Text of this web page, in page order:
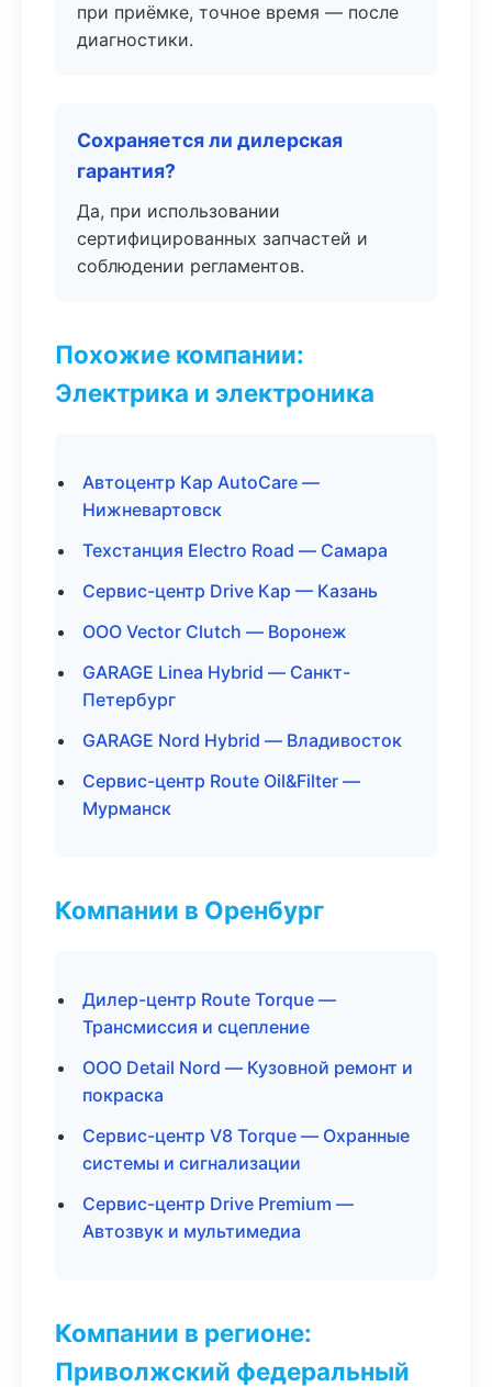
при приёмке, точное время — после
диагностики.
Сохраняется ли дилерская
гарантия?
Да, при использовании
сертифицированных запчастей и
соблюдении регламентов.
Похожие компании:
Электрика и электроника
Автоцентр Кар AutoCare —
Нижневартовск
Техстанция Electro Road — Самара
Сервис-центр Drive Кар — Казань
ООО Vector Clutch — Воронеж
GARAGE Linea Hybrid — Санкт-
Петербург
GARAGE Nord Hybrid — Владивосток
Сервис-центр Route Oil&Filter —
Мурманск
Компании в Оренбург
Дилер-центр Route Torque —
Трансмиссия и сцепление
ООО Detail Nord — Кузовной ремонт и
покраска
Сервис-центр V8 Torque — Охранные
системы и сигнализации
Сервис-центр Drive Premium —
Автозвук и мультимедиа
Компании в регионе:
Приволжский федеральный